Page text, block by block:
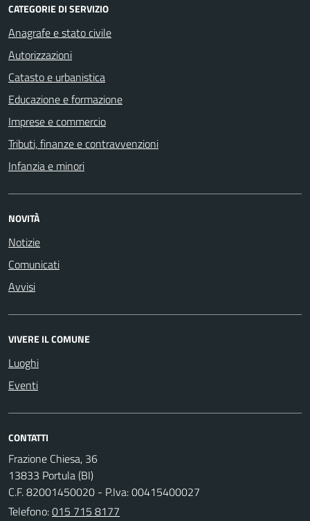
CATEGORIE DI SERVIZIO
Anagrafe e stato civile
Autorizzazioni
Catasto e urbanistica
Educazione e formazione
Imprese e commercio
Tributi, finanze e contravvenzioni
Infanzia e minori
NOVITÀ
Notizie
Comunicati
Avvisi
VIVERE IL COMUNE
Luoghi
Eventi
CONTATTI
Frazione Chiesa, 36
13833 Portula (BI)
C.F. 82001450020 - P.Iva: 00415400027
Telefono:015 715 8177